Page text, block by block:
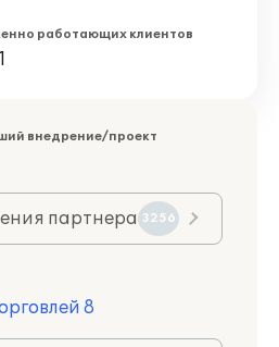
работающих клиентов
внедрение/проект
партнера 3256
8